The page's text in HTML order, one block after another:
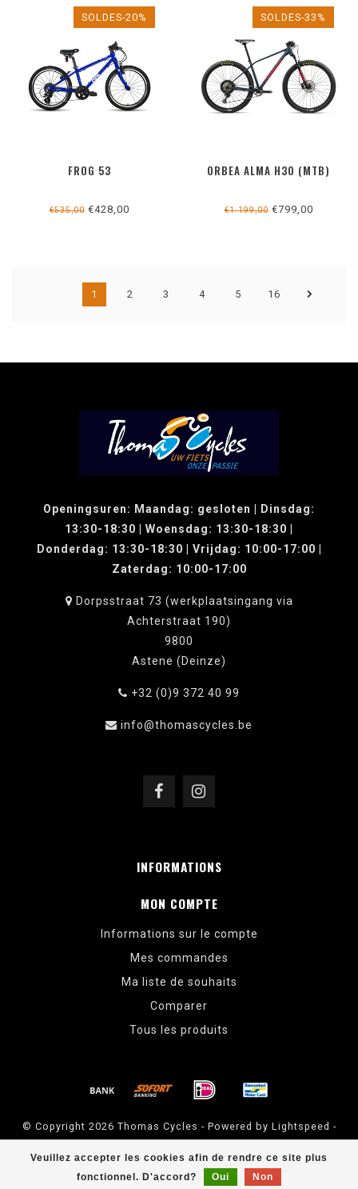
SOLDES-20%
FROG 53
€535,00 €428,00
SOLDES-33%
ORBEA ALMA H30 (MTB)
€1.199,00€799,00
1 2 3 4 5 16
Veuillez accepter les cookies afin de rendre ce site plus
fonctionnel. D'accord?
Oui Non
Openingsuren: Maandag: gesloten | Dinsdag:
13:30-18:30 | Woensdag: 13:30-18:30 |
Donderdag: 13:30-18:30 | Vrijdag: 10:00-17:00 |
Zaterdag: 10:00-17:00
Dorpsstraat 73 (werkplaatsingang via
Achterstraat 190)
9800
Astene (Deinze)
+32 (0)9 372 40 99
info@thomascycles.be
INFORMATIONS
MON COMPTE
Informations sur le compte
Mes commandes
Ma liste de souhaits
Comparer
Tous les produits
© Copyright 2026 Thomas Cycles - Powered by Lightspeed -
Theme byDyvelopment
Thomas Cycles scores a out of14évaluations at